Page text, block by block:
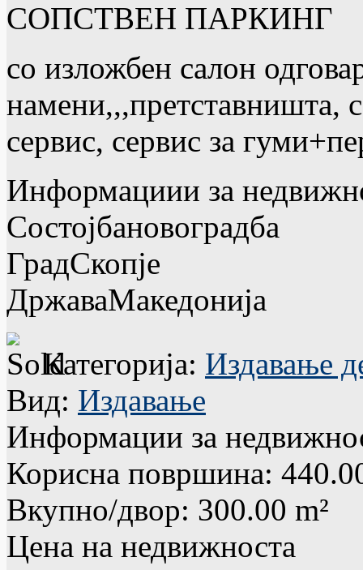
СОПСТВЕН ПАРКИНГ
со изложбен салон
намени,,,претставништа,
сервис, сервис за
Информациии за
Состојбановоградба
ГрадСкопје
ДржаваМакедонија
Категорија: Издавање
Вид: Издавање
Информации за
Корисна површина:
Вкупно/двор: 300.00 m²
Цена на недвижноста